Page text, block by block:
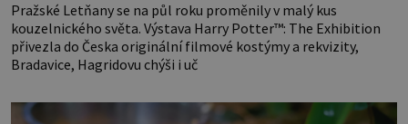
Pražské Letňany se na půl roku proměnily v malý kus
kouzelnického světa. Výstava Harry Potter™: The Exhibition
přivezla do Česka originální filmové kostýmy a rekvizity,
Bradavice, Hagridovu chýši i uč